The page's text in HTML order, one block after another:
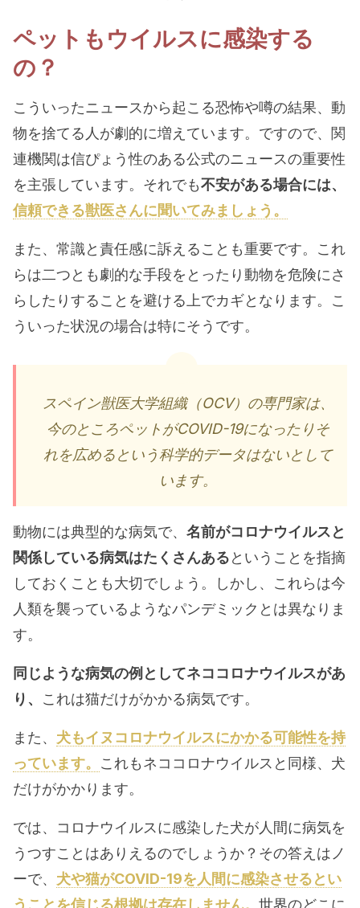
ペットもウイルスに感染する
の？
こういったニュースから起こる恐怖や噂の結果、動
物を捨てる人が劇的に増えています。ですので、関
連機関は信ぴょう性のある公式のニュースの重要性
を主張しています。それでも不安がある場合には、
信頼できる獣医さんに聞いてみましょう。
また、常識と責任感に訴えることも重要です。これ
らは二つとも劇的な手段をとったり動物を危険にさ
らしたりすることを避ける上でカギとなります。こ
ういった状況の場合は特にそうです。
スペイン獣医大学組織（OCV）の専門家は、
今のところペットがCOVID-19になったりそ
れを広めるという科学的データはないとして
います。
動物には典型的な病気で、 名前がコロナウイルスと
関係している病気はたくさんあるということを指摘
しておくことも大切でしょう。しかし、これらは今
人類を襲っているようなパンデミックとは異なりま
す。
同じような病気の例としてネココロナウイルスがあ
り、 これは猫だけがかかる病気です。
また、 犬もイヌコロナウイルスにかかる可能性を持
っています。 これもネココロナウイルスと同様、犬
だけがかかります。
では、コロナウイルスに感染した犬が人間に病気を
うつすことはありえるのでしょうか？その答えはノ
ーで、 犬や猫がCOVID-19を人間に感染させるとい
うことを信じる根拠は存在しません。 世界のどこに